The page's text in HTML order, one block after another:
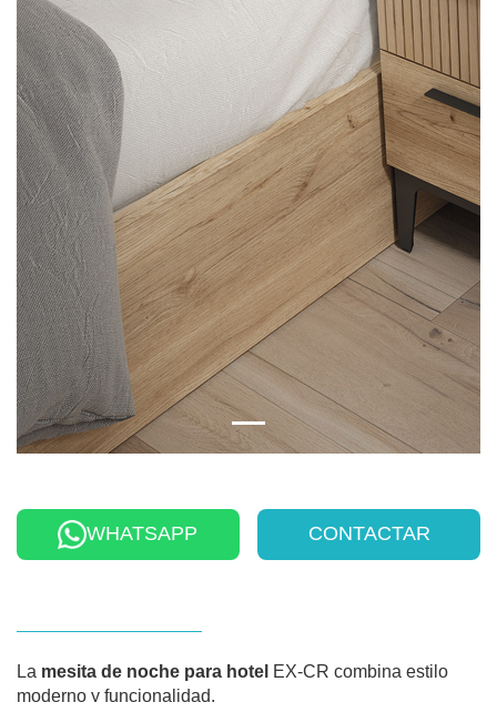
WHATSAPP CONTACTAR
La mesita de noche para hotel EX-CR combina estilo
moderno y funcionalidad.